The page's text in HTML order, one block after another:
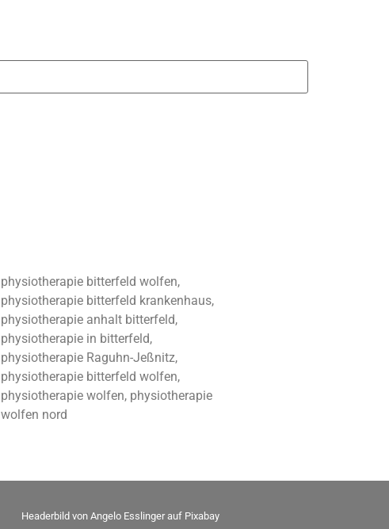
physiotherapie bitterfeld wolfen,
physiotherapie bitterfeld krankenhaus,
physiotherapie anhalt bitterfeld,
physiotherapie in bitterfeld,
physiotherapie Raguhn-Jeßnitz,
physiotherapie bitterfeld wolfen,
physiotherapie wolfen, physiotherapie
wolfen nord
Headerbild von Angelo Esslingerauf Pixabay